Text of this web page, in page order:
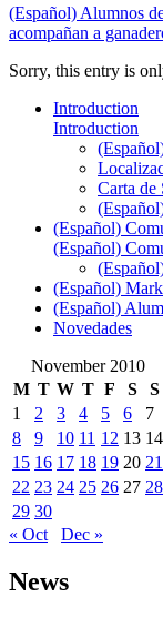
(Español) Alumnos
acompañan a
Sorry, this entry is
Introduction
Introduction
Carta de
(Español)
(Español)
(Español)
(Español)
Novedades
November 2010
M T W T F S
S
1
2 3 4 5 6
7
8
9 10 11 12 13 14
15 16 17 18 19 20 21
22 23 24 25 26 27 28
29 30
« Oct
Dec »
News